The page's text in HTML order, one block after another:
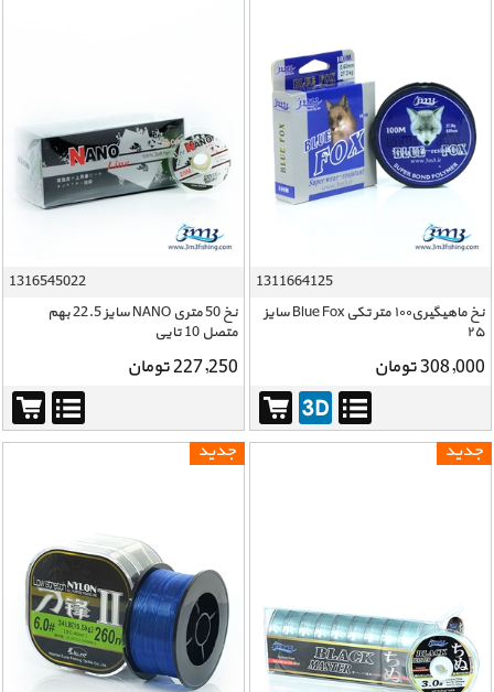
1311664125
نخ ماهیگیری۱۰۰ متر تکی Blue Fox سایز
۲۵
308,000 تومان
1316545022
نخ 50 متری NANO سایز 22.5 بهم
متصل 10 تایی
227,250 تومان
جدید جدید